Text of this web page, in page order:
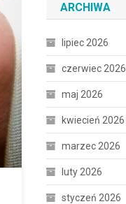
ARCHIWA
lipiec 2026
czerwiec 2026
maj 2026
kwiecień 2026
marzec 2026
luty 2026
styczeń 2026